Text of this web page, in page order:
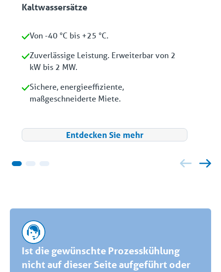
Kaltwassersätze
Von -40 °C bis +25 °C.
Zuverlässige Leistung. Erweiterbar von 2
kW bis 2 MW.
Sichere, energieeffiziente,
maßgeschneiderte Miete.
Entdecken Sie mehr
Ist die gewünschte Prozesskühlung
nicht auf dieser Seite aufgeführt oder